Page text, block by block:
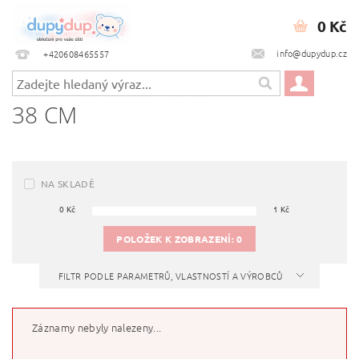
+420608465557 info@dupydup.cz
0 Kč
38 CM
NA SKLADĚ
0 Kč 1 Kč
POLOŽEK K ZOBRAZENÍ:0
FILTR PODLE PARAMETRŮ, VLASTNOSTÍ A VÝROBCŮ
Záznamy nebyly nalezeny...